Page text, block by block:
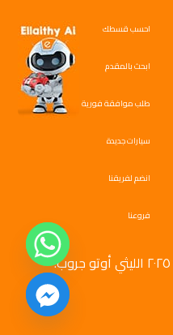
احسب قسطك
ابحث بالمقدم
طلب موافقة فورية
سيارات جديدة
انضم لفريقنا
فروعنا